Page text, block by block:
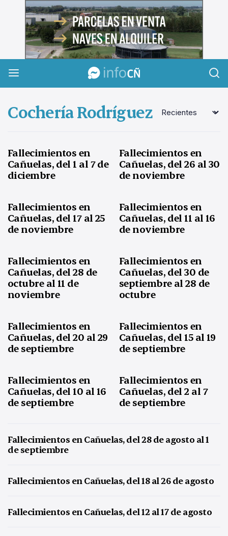
InfoCañuelas
Cochería Rodríguez
Fallecimientos en
Cañuelas, del 1 al 7 de
diciembre
Fallecimientos en
Cañuelas, del 26 al 30
de noviembre
Fallecimientos en
Cañuelas, del 17 al 25
de noviembre
Fallecimientos en
Cañuelas, del 11 al 16
de noviembre
Fallecimientos en
Cañuelas, del 28 de
octubre al 11 de
noviembre
Fallecimientos en
Cañuelas, del 30 de
septiembre al 28 de
octubre
Fallecimientos en
Cañuelas, del 20 al 29
de septiembre
Fallecimientos en
Cañuelas, del 15 al 19
de septiembre
Fallecimientos en
Cañuelas, del 10 al 16
de septiembre
Fallecimientos en
Cañuelas, del 2 al 7
de septiembre
Fallecimientos en Cañuelas, del 28 de agosto al 1
de septiembre
Fallecimientos en Cañuelas, del 18 al 26 de agosto
Fallecimientos en Cañuelas, del 12 al 17 de agosto